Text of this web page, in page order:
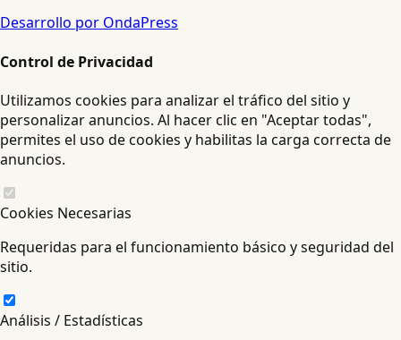
Desarrollo por OndaPress
Control de Privacidad
Utilizamos cookies para analizar el tráfico del sitio y
personalizar anuncios. Al hacer clic en "Aceptar todas",
permites el uso de cookies y habilitas la carga correcta de
anuncios.
Cookies Necesarias
Requeridas para el funcionamiento básico y seguridad del
sitio.
Análisis / Estadísticas